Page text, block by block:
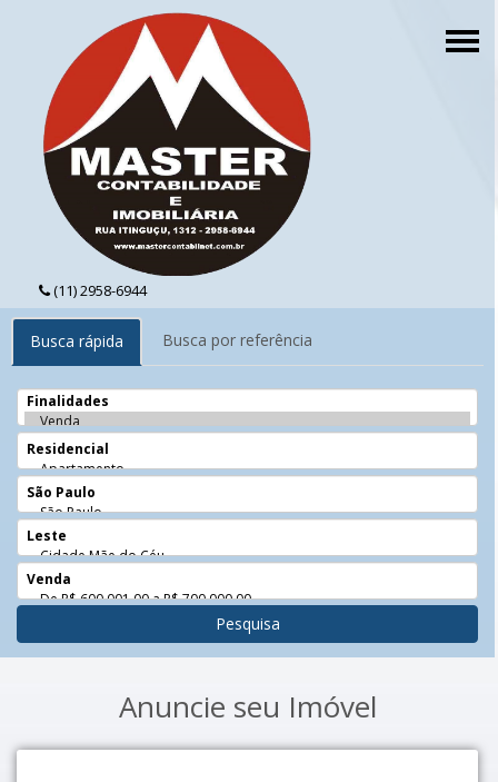
(11) 2958-6944
Busca rápida Busca por referência
Pesquisa
Anuncie seu Imóvel